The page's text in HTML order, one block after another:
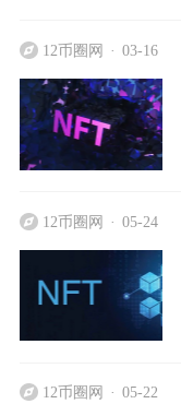
12币圈网 03-16
12币圈网 05-24
12币圈网 05-22